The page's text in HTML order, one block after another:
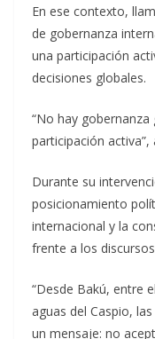
En ese contexto,
de gobernanza
una participación
decisiones globales.
“No hay
participación activa”,
Durante su
posicionamiento
internacional y la
frente a los
“Desde Bakú, entre
aguas del Caspio,
un mensaje: no